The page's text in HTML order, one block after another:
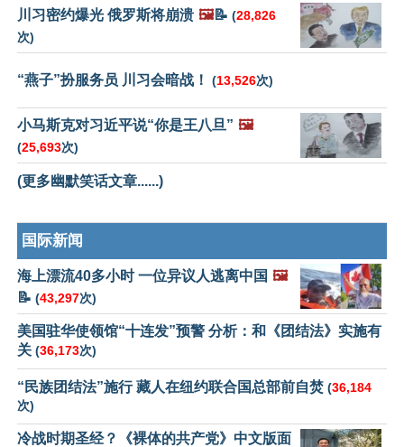
川习密约爆光 俄罗斯将崩溃 🖼️📝 (28,826
次)
“燕子”扮服务员 川习会暗战！ (13,526次)
小马斯克对习近平说“你是王八旦” 🖼️
(25,693次)
(更多幽默笑话文章......)
国际新闻
海上漂流40多小时 一位异议人逃离中国 🖼️
📝 (43,297次)
美国驻华使领馆“十连发”预警 分析：和《团结法》实施有
关 (36,173次)
“民族团结法”施行 藏人在纽约联合国总部前自焚 (36,184
次)
冷战时期圣经？《裸体的共产党》中文版面